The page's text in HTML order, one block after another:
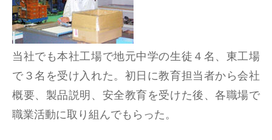
当社でも本社工場で地元中学の生徒４名、東工場
で３名を受け入れた。初日に教育担当者から会社
概要、製品説明、安全教育を受けた後、各職場で
職業活動に取り組んでもらった。